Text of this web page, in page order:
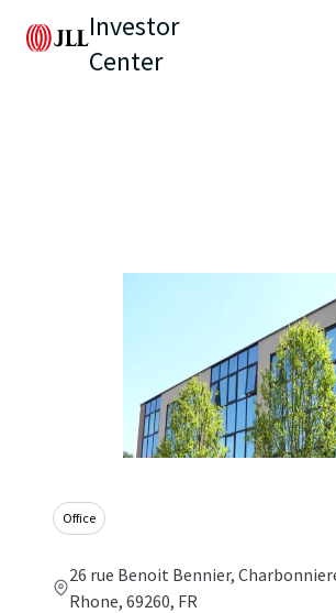
Investor
Center
Office
26 rue Benoit Bennier,
Rhone, 69260, FR